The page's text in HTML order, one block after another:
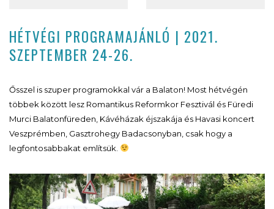
HÉTVÉGI PROGRAMAJÁNLÓ | 2021.
SZEPTEMBER 24-26.
Ősszel is szuper programokkal vár a Balaton! Most hétvégén
többek között lesz Romantikus Reformkor Fesztivál és Füredi
Murci Balatonfüreden, Kávéházak éjszakája és Havasi koncert
Veszprémben, Gasztrohegy Badacsonyban, csak hogy a
legfontosabbakat említsük.